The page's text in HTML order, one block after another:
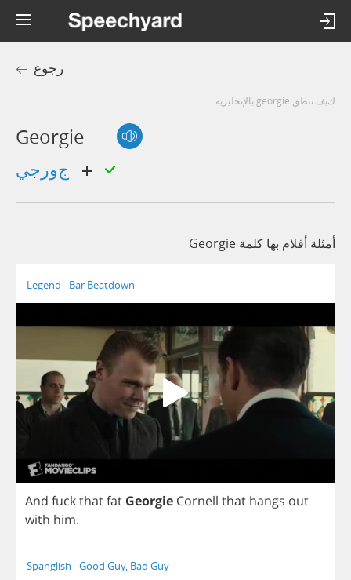
رجوع
كيف تنطق georgie بالإنجليزية
Georgie
أمثلة أفلام بها كلمة Georgie
Legend - Bar Beatdown
And fuckthatfat Georgie Cornell that hangs out
with him.
Spanglish - Good Guy, Bad Guy